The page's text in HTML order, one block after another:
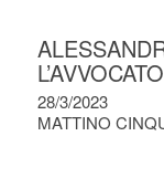
28/3/2023
MATTINO